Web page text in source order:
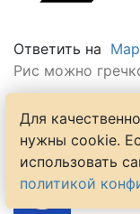
Ответить на
Рис можно
0
Для
нужны cookie.
использовать
политикой